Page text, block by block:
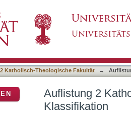
2 Katholisch-Theologische Fakultät →
Auflistung 2
Klassifikation